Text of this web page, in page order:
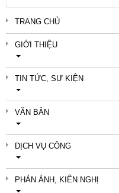
TRANG CHỦ
GIỚI THIỆU
TIN TỨC, SỰ KIỆN
VĂN BẢN
DỊCH VỤ CÔNG
PHẢN ÁNH, KIẾN NGHỊ